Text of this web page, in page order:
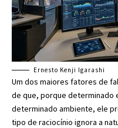
Ernesto Kenji Igarashi
Um dos maiores fatores de
de que, porque determinado
determinado ambiente, ele
tipo de raciocínio ignora a